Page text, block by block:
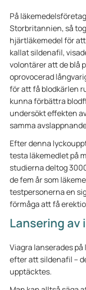
På
Storbritannien, så
hjärtläkemedel för
kallat sildenafil,
volontärer att de blå
oprovocerad
för att få blodkärlen
kunna förbättra
undersökt effekten
samma
Efter denna
testa läkemedlet på
studierna deltog
de fem år som
testpersonerna en
förmåga att få
Lansering
Viagra lanserades
efter att sildenafil –
upptäcktes.